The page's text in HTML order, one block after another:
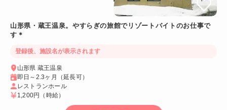
山形県・蔵王温泉。やすらぎの旅館でリゾートバイトのお仕事で
す＊
登録後、施設名が表示されます
山形県 蔵王温泉
即日～2.3ヶ月（延長可）
レストランホール
1,200円
（時給）